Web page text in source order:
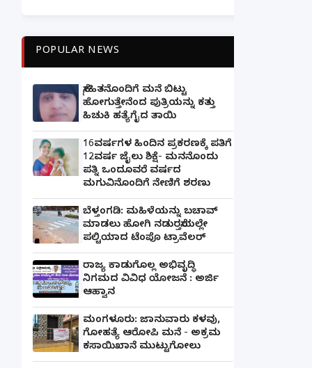
POPULAR NEWS
ಸ್ನೇಹಿತನೊಂದಿಗೆ ಮನೆ ಬಿಟ್ಟು
ಹೋಗುತ್ತೇನೆಂದ ಪುತ್ರಿಯನ್ನು ಕತ್ತು
ಹಿಚುಕಿ ಹತ್ಯೆಗೈದ ತಾಯಿ
16ವರ್ಷಗಳ ಹಿಂದಿನ ಪ್ರಕರಣಕ್ಕೆ ಪತಿಗೆ
12ವರ್ಷ ಜೈಲು ಶಿಕ್ಷೆ- ಮನನೊಂದು
ಪತ್ನಿ ಒಂದೂವರೆ ವರ್ಷದ
ಮಗುವಿನೊಂದಿಗೆ ನೇಣಿಗೆ ಶರಣು
ಬೆಳ್ತಂಗಡಿ: ಮಹಿಳೆಯನ್ನು ಬಚಾವ್
ಮಾಡಲು ಹೋಗಿ ನಡುರಸ್ತೆಯಲ್ಲೇ
ಪಲ್ಟಿಯಾದ ಟೆಂಪೊ ಟ್ರಾವೆಲರ್
ರಾಜ್ಯ ಕಾಡುಗೊಲ್ಲ ಅಭಿವೃದ್ಧಿ
ನಿಗಮದ ವಿವಿಧ ಯೋಜನೆ : ಅರ್ಜಿ
ಆಹ್ವಾನ
ಮಂಗಳೂರು: ಜಾನುವಾರು ಕಳವು,
ಗೋಹತ್ಯೆ ಆರೋಪಿ ಮನೆ - ಅಕ್ರಮ
ಕಸಾಯಿಖಾನೆ ಮುಟ್ಟುಗೋಲು